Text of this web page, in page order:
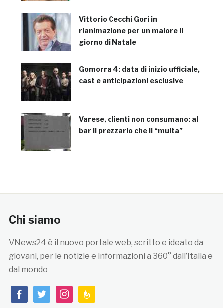
Vittorio Cecchi Gori in
rianimazione per un malore il
giorno di Natale
Gomorra 4: data di inizio ufficiale,
cast e anticipazioni esclusive
Varese, clienti non consumano: al
bar il prezzario che li “multa”
Chi siamo
VNews24 è il nuovo portale web, scritto e ideato da
giovani, per le notizie e informazioni a 360° dall’Italia e
dal mondo
facebooktwitterinstagramfeedburner